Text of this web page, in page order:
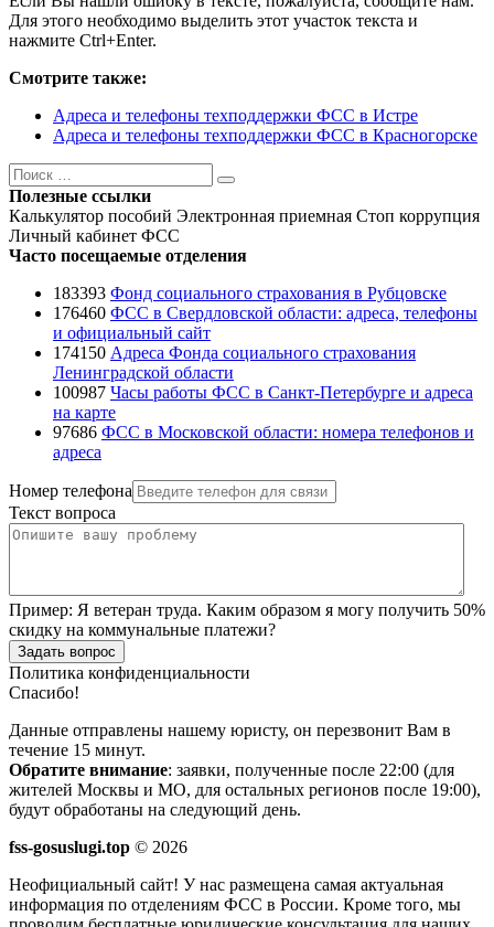
Для этого необходимо выделить этот участок текста и
нажмите Ctrl+Enter.
Смотрите также:
Адреса и телефоны техподдержки ФСС в Истре
Адреса и телефоны техподдержки ФСС в Красногорске
Поиск
Поиск
Полезные ссылки
Калькулятор пособий Электронная приемная Стоп коррупция
Личный кабинет ФСС
Часто посещаемые отделения
183393 Фонд социального страхования в Рубцовске
176460 ФСС в Свердловской области: адреса, телефоны
и официальный сайт
174150 Адреса Фонда социального страхования
Ленинградской области
100987 Часы работы ФСС в Санкт-Петербурге и адреса
на карте
97686 ФСС в Московской области: номера телефонов и
адреса
Номер телефона
Текст вопроса
Пример: Я ветеран труда. Каким образом я могу получить 50%
скидку на коммунальные платежи?
Задать вопрос
Политика конфиденциальности
Спасибо!
Данные отправлены нашему юристу, он перезвонит Вам в
течение 15 минут.
Обратите внимание: заявки, полученные после 22:00 (для
жителей Москвы и МО, для остальных регионов после 19:00),
будут обработаны на следующий день.
fss-gosuslugi.top © 2026
Неофициальный сайт! У нас размещена самая актуальная
информация по отделениям ФСС в России. Кроме того, мы